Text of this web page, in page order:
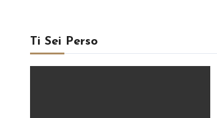
Ti Sei Perso